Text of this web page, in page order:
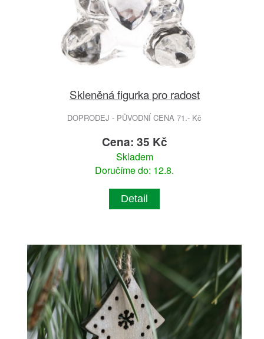
Skleněná figurka pro radost
DOPRODEJ - PŮVODNÍ CENA 71.- Kč
Cena: 35 Kč
Skladem
Doručíme do: 12.8.
Detail